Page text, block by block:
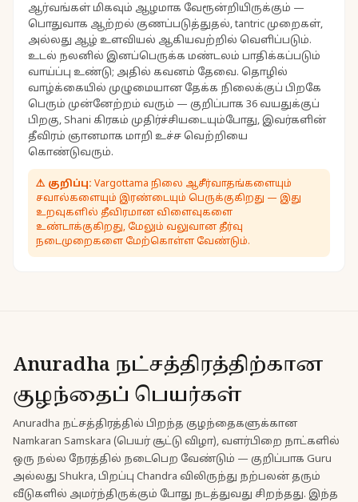
ஆர்வங்கள் மிகவும் ஆழமாக வேரூன்றியிருக்கும் —
பொதுவாக ஆற்றல் குணப்படுத்துதல், tantric முறைகள்,
அல்லது ஆழ் உளவியல் ஆகியவற்றில் வெளிப்படும்.
உடல் நலனில் இனப்பெருக்க மண்டலம் பாதிக்கப்படும்
வாய்ப்பு உண்டு; அதில் கவனம் தேவை. தொழில்
வாழ்க்கையில் முழுமையான தேக்க நிலைக்குப் பிறகே
பெரும் முன்னேற்றம் வரும் — குறிப்பாக 36 வயதுக்குப்
பிறகு, Shani கிரகம் முதிர்ச்சியடையும்போது, இவர்களின்
தீவிரம் ஞானமாக மாறி உச்ச வெற்றியை
கொண்டுவரும்.
⚠ குறிப்பு: Vargottama நிலை ஆசீர்வாதங்களையும்
சவால்களையும் இரண்டையும் பெருக்குகிறது — இது
உறவுகளில் தீவிரமான விளைவுகளை
உண்டாக்குகிறது, மேலும் வலுவான தீர்வு
நடைமுறைகளை மேற்கொள்ள வேண்டும்.
Anuradha நட்சத்திரத்திற்கான
குழந்தைப் பெயர்கள்
Anuradha நட்சத்திரத்தில் பிறந்த குழந்தைகளுக்கான
Namkaran Samskara (பெயர் சூட்டு விழா), வளர்பிறை நாட்களில்
ஒரு நல்ல நேரத்தில் நடைபெற வேண்டும் — குறிப்பாக Guru
அல்லது Shukra, பிறப்பு Chandra விலிருந்து நற்பலன் தரும்
வீடுகளில் அமர்ந்திருக்கும் போது நடத்துவது சிறந்தது. இந்த